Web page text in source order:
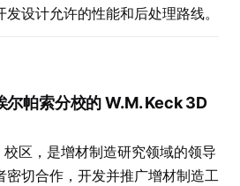
设计允许的性能和后处理路线。
尔帕索分校的 W.M. Keck 3D
区，是增材制造研究领域的领导
密切合作，开发并推广增材制造工